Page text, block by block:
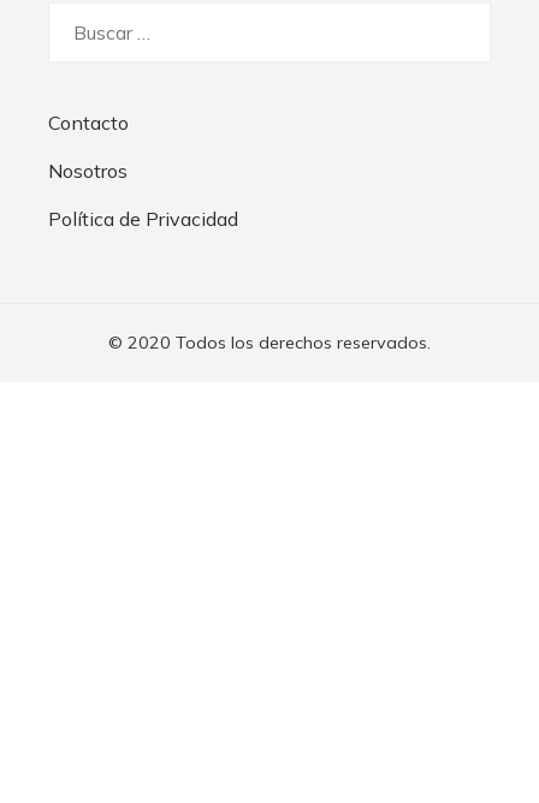
Contacto
Nosotros
Política de Privacidad
© 2020 Todos los derechos reservados.